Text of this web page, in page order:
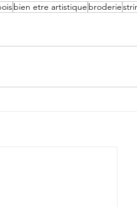
bien etre artistique broderie